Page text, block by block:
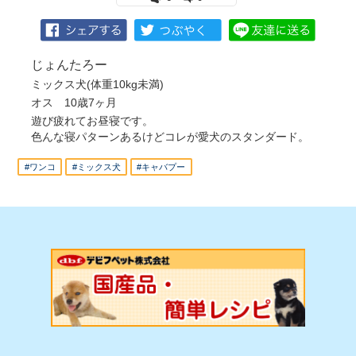
じょんたろー
ミックス犬(体重10kg未満)
オス 10歳7ヶ月
遊び疲れてお昼寝です。
色んな寝パターンあるけどコレが愛犬のスタンダード。
#ワンコ #ミックス犬 #キャバプー